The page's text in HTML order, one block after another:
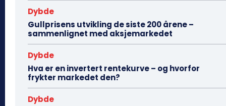
Dybde
Gullprisens utvikling de siste 200 årene –
sammenlignet med aksjemarkedet
Dybde
Hva er en invertert rentekurve – og hvorfor
frykter markedet den?
Dybde